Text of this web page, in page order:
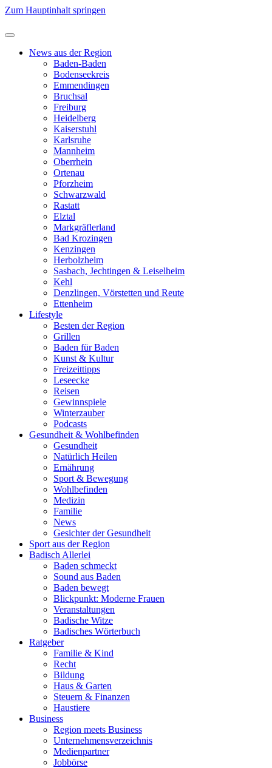
Zum Hauptinhalt springen
News aus der Region
Baden-Baden
Bodenseekreis
Emmendingen
Bruchsal
Freiburg
Heidelberg
Kaiserstuhl
Karlsruhe
Mannheim
Oberrhein
Ortenau
Pforzheim
Schwarzwald
Rastatt
Elztal
Markgräflerland
Bad Krozingen
Kenzingen
Herbolzheim
Sasbach, Jechtingen & Leiselheim
Kehl
Denzlingen, Vörstetten und Reute
Ettenheim
Lifestyle
Besten der Region
Grillen
Baden für Baden
Kunst & Kultur
Freizeittipps
Leseecke
Reisen
Gewinnspiele
Winterzauber
Podcasts
Gesundheit & Wohlbefinden
Gesundheit
Natürlich Heilen
Ernährung
Sport & Bewegung
Wohlbefinden
Medizin
Familie
News
Gesichter der Gesundheit
Sport aus der Region
Badisch Allerlei
Baden schmeckt
Sound aus Baden
Baden bewegt
Blickpunkt: Moderne Frauen
Veranstaltungen
Badische Witze
Badisches Wörterbuch
Ratgeber
Familie & Kind
Recht
Bildung
Haus & Garten
Steuern & Finanzen
Haustiere
Business
Region meets Business
Unternehmensverzeichnis
Medienpartner
Jobbörse